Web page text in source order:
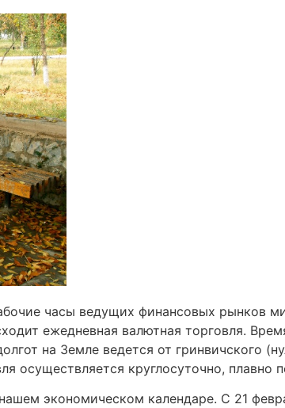
часы ведущих финансовых рынков
ежедневная валютная торговля.
на Земле ведется от гринвичского
осуществляется круглосуточно, плавно
экономическом календаре. С 21